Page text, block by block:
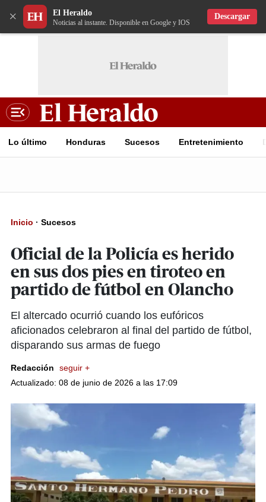
× El Heraldo
Noticias al instante. Disponible en Google y IOS
Descargar
Lo último Honduras Sucesos Entretenimiento
Inicio · Sucesos
Oficial de la Policía es herido
en sus dos pies en tiroteo en
partido de fútbol en Olancho
El altercado ocurrió cuando los eufóricos
aficionados celebraron al final del partido de fútbol,
disparando sus armas de fuego
Redacción
seguir +
Actualizado: 08 de junio de 2026 a las 17:09